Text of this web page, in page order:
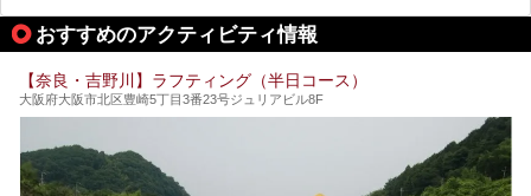
今回は、奈良で行けるおすすめのスーパー銭湯を5つご紹介
したいと思います。
す。また吉野山を含む「紀伊山地の霊場と参詣道」はユネス
コの世界遺産に登録されており、修験道の霊場として荘厳な
開湯300年と歴史のある霊験あらたかな吉野の湯で、春を感
じる湯治の旅はいかがでしょう。
今回は奈良県吉野のおすすめ温泉を紹介いたします！
おすすめのアクティビティ情報
【奈良・吉野川】ラフティング（半日コース）
大阪府大阪市北区豊崎5丁目3番23号ジュリアビル8F